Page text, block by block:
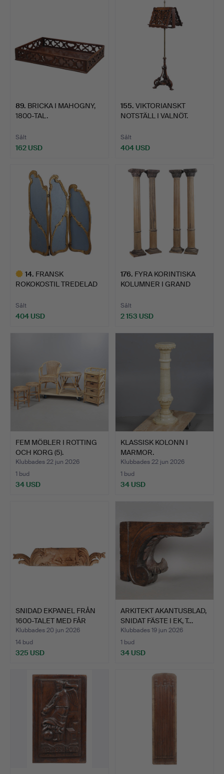
89. BRICKA I MAHOGNY,
1800-TAL.
Sålt
162 USD
155. VIKTORIANSKT
NOTSTÄLL I VALNÖT.
Sålt
404 USD
14. FRANSK
ROKOKOSTIL TREDELAD
Sålt
404 USD
176. FYRA KORINTISKA
KOLUMNER I GRAND
Sålt
2 153 USD
FEM MÖBLER I ROTTING
OCH KORG (5).
Klubbades 22 jun 2026
1 bud
34 USD
KLASSISK KOLONN I
MARMOR.
Klubbades 22 jun 2026
1 bud
34 USD
SNIDAD EKPANEL FRÅN
1600-TALET MED FÅR
ELL…
Klubbades 20 jun 2026
14 bud
325 USD
ARKITEKT AKANTUSBLAD,
SNIDAT FÄSTE I EK, T…
Klubbades 19 jun 2026
1 bud
34 USD